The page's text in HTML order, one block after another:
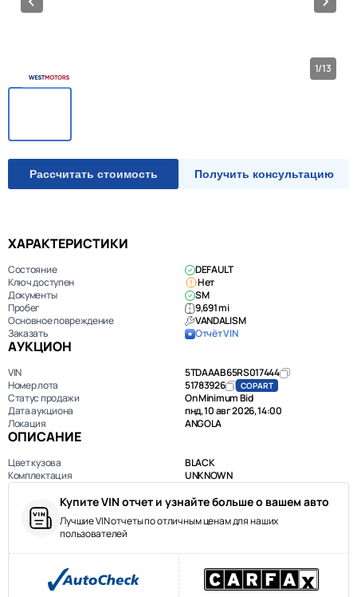
1/13
Рассчитать стоимость Получить консультацию
ХАРАКТЕРИСТИКИ
Состояние
DEFAULT
Ключ доступен
Нет
Документы
SM
Пробег
9,691 mi
Основное повреждение
VANDALISM
Заказать
Отчёт VIN
АУКЦИОН
VIN
5TDAAAB65RS017444
Номер лота
51783926 COPART
Статус продажи
On Minimum Bid
Дата аукциона
пнд, 10 авг 2026, 14:00
Локация
ANGOLA
ОПИСАНИЕ
Цвет кузова
BLACK
Комплектация
UNKNOWN
Купите VIN отчет и узнайте больше о вашем авто
Лучшие VIN отчеты по отличным ценам для наших
пользователей